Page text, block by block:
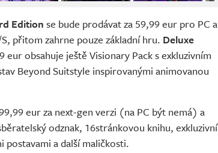
Edition se bude prodávat za 59,99 eur pro PC a
přitom zahrne pouze základní hru. Deluxe
eur obsahuje ještě Visionary Pack s exkluzivním
Beyond Suitstyle inspirovanými animovanou
eur za next-gen verzi (na PC být nemá) a
odznak, 16stránkovou knihu, exkluzivní
a další maličkosti.